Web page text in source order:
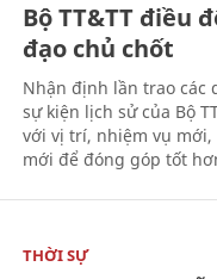
Bộ TT&TT điều
đạo chủ chốt
Nhận định lần trao các
sự kiện lịch sử của Bộ
với vị trí, nhiệm vụ mới,
mới để đóng góp tốt
THỜI SỰ